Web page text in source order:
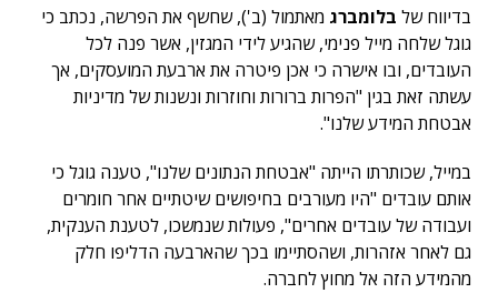
בדיווח של בלומברג מאתמול (ב'), שחשף את הפרשה, נכתב כי
גוגל שלחה מייל פנימי, שהגיע לידי המגזין, אשר פנה לכל
העובדים, ובו אישרה כי אכן פיטרה את ארבעת המועסקים, אך
עשתה זאת בגין "הפרות ברורות וחוזרות ונשנות של מדיניות
אבטחת המידע שלנו".
במייל, שכותרתו הייתה "אבטחת הנתונים שלנו", טענה גוגל כי
אותם עובדים "היו מעורבים בחיפושים שיטתיים אחר חומרים
ועבודה של עובדים אחרים", פעולות שנמשכו, לטענת הענקית,
גם לאחר אזהרות, ושהסתיימו בכך שהארבעה הדליפו חלק
מהמידע הזה אל מחוץ לחברה.